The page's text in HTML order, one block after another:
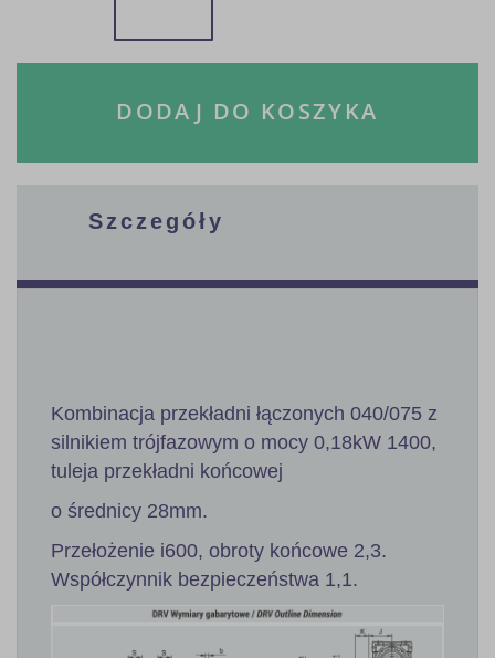
DODAJ DO KOSZYKA
Szczegóły
Kombinacja przekładni łączonych 040/075 z
silnikiem trójfazowym o mocy 0,18kW 1400,
tuleja przekładni końcowej
o średnicy 28mm.
Przełożenie i600, obroty końcowe 2,3.
Współczynnik bezpieczeństwa 1,1.